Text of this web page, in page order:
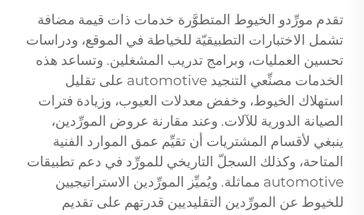
تقدم مورِّدو الخيوط المتطوَّرة خدمات ذات قيمة مضافة
تشمل الاختبارات التطبيقيّة للخياطة في الموقع، ودراسات
تحسين العمليات، وبرامج تدريب المشغلين. وتساعد هذه
الخدمات مصنِّعي التنجيد automotive على تقليل
استهلاك الخيوط، وخفض معدلات العيوب، وزيادة فترات
الصيانة الدورية للآلات. وعند مقارنة عروض المورِّدين،
ينبغي لأقسام المشتريات أن تقيِّم عمق الموارد الفنية
المتاحة، وكذلك السجلّ التاريخي للمورِّد في دعم تطبيقات
automotive مماثلة. ويُميِّز المورِّدين الاستراتيجيين
للخيوط عن المورِّدين التقليديين قدرتهم على تقديم